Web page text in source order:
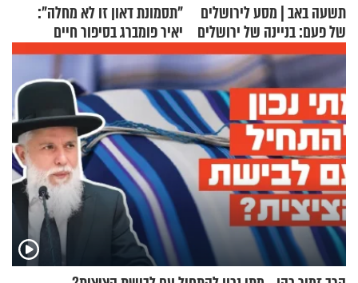
תשעה באב | מסע לירושלים
של פעם: בניינה של ירושלים
"תסמונת דאון זו לא מחלה":
יאיר פומברג בסיפור חיים
מעורר השראה